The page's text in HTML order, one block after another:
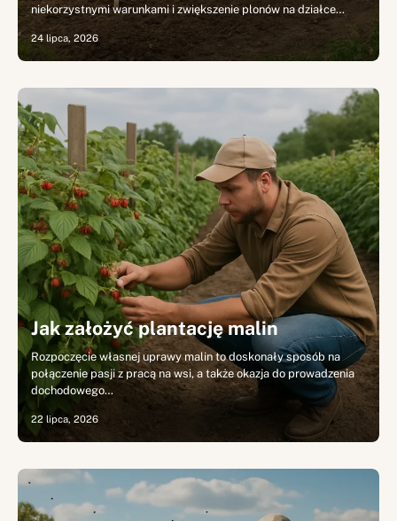
niekorzystnymi warunkami i zwiększenie plonów na działce…
24 lipca, 2026
Jak założyć plantację malin
Rozpoczęcie własnej uprawy malin to doskonały sposób na
połączenie pasji z pracą na wsi, a także okazja do prowadzenia
dochodowego…
22 lipca, 2026